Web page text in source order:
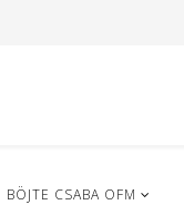
BÖJTE CSABA OFM